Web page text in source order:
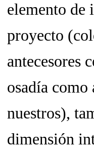
elemento de
proyecto
antecesores
osadía como
nuestros),
dimensión